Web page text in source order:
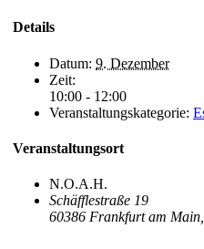
Details
Datum: 9. Dezember
Zeit:
10:00 - 12:00
Veranstaltungskategorie:
Veranstaltungsort
N.O.A.H.
Schäfflestraße 19
60386 Frankfurt am Main